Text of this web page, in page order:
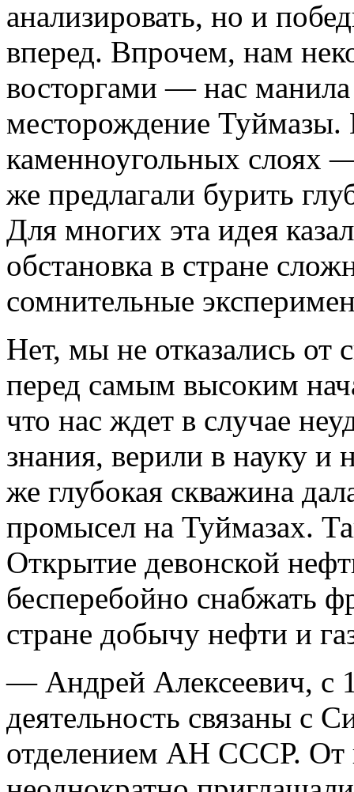
анализировать, но и
вперед. Впрочем, нам
восторгами — нас
месторождение Туймазы.
каменноугольных слоях
же предлагали бурить
Для многих эта идея
обстановка в стране
сомнительные
Нет, мы не отказались от
перед самым высоким
что нас ждет в случае
знания, верили в науку и
же глубокая скважина
промысел на Туймазах.
Открытие девонской
бесперебойно снабжать
стране добычу нефти и
— Андрей Алексеевич, с
деятельность связаны с
отделением АН СССР. От